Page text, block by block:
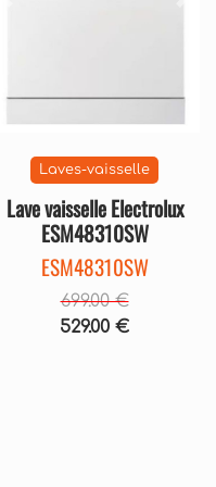
Laves-vaisselle
Lave vaisselle Electrolux
ESM48310SW
ESM48310SW
699.00 €
529.00 €